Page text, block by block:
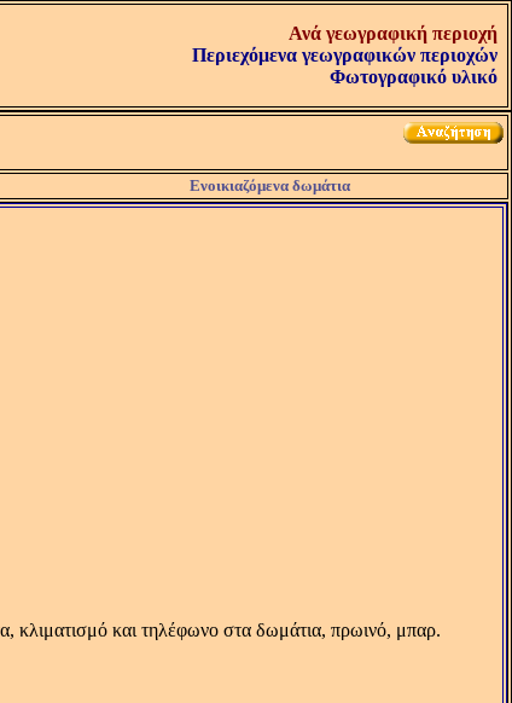
Ανά γεωγραφική περιοχή
Περιεχόμενα γεωγραφικών περιοχών
Φωτογραφικό υλικό
Ενοικιαζόμενα δωμάτια
κλιματισμό και τηλέφωνο στα δωμάτια, πρωινό, μπαρ.